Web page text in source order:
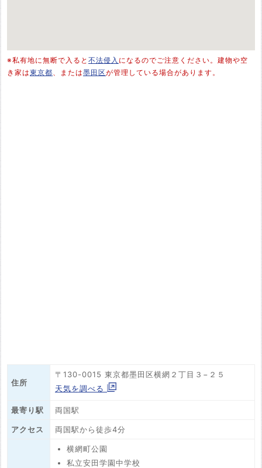
※私有地に無断で入ると 不法侵入 になるのでご注意ください。建物や空
き家は東京都 、または墨田区が管理している場合があります。
住所
〒130-0015 東京都墨田区横網２丁目３−２５
天気を調べる
最寄り駅 両国駅
アクセス 両国駅から徒歩4分
横網町公園
私立安田学園中学校